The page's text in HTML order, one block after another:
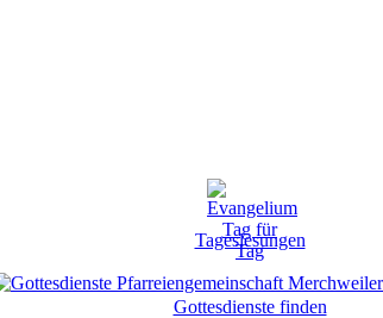
Tageslesungen
Gottesdienste finden